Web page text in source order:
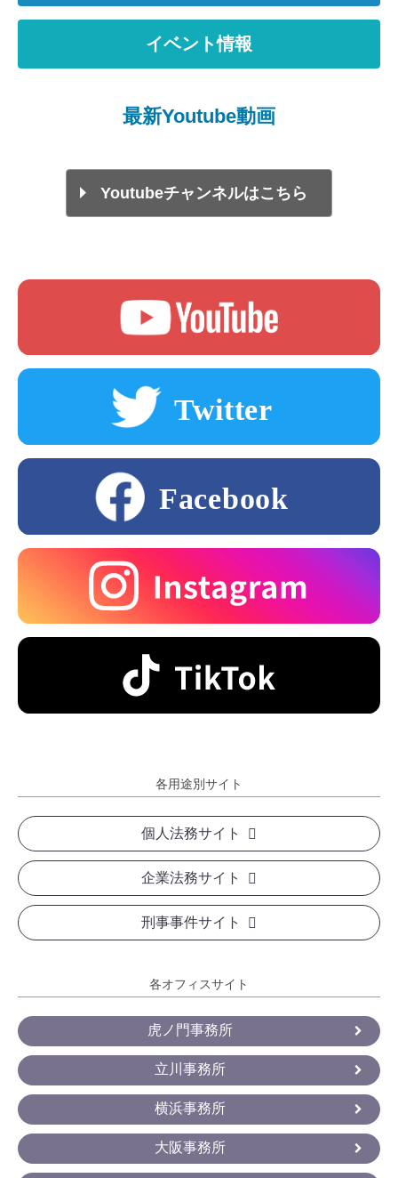
イベント情報
最新Youtube動画
Youtubeチャンネルはこちら
各用途別サイト
個人法務サイト
企業法務サイト
刑事事件サイト
各オフィスサイト
虎ノ門事務所
立川事務所
横浜事務所
大阪事務所